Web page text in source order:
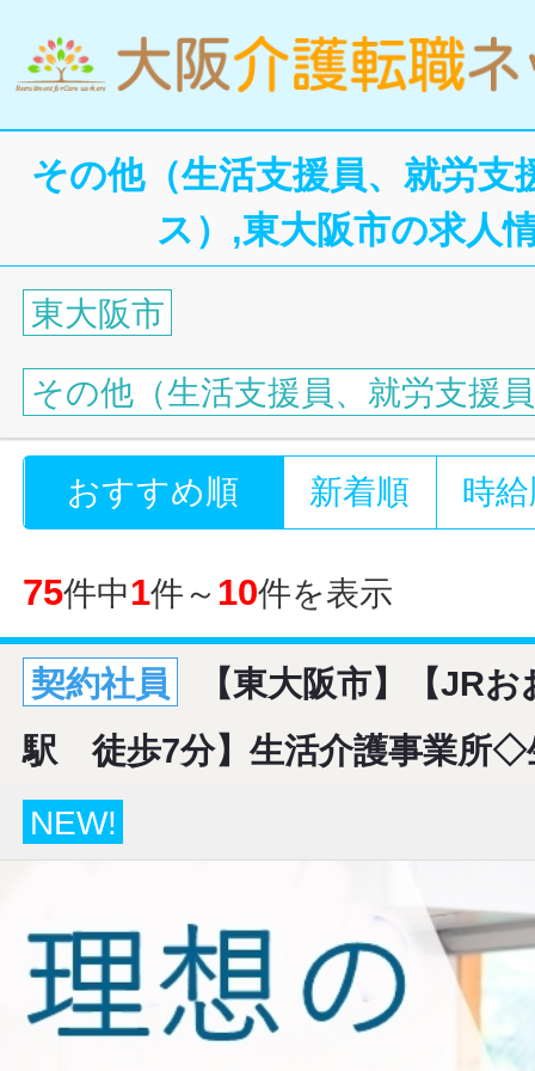
その他（生活支援員、就労支
ス）,東大阪市の求人
東大阪市
その他（生活支援員、就労支援
おすすめ順 新着順 時
75件中1件～ 10件を表示
契約社員
【東大阪市】【JR
駅 徒歩7分】生活介護事業所◇
NEW!